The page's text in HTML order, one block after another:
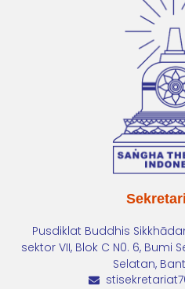
Pusdiklat Buddhis
sektor VII, Blok C N0. 6,
Selatan,